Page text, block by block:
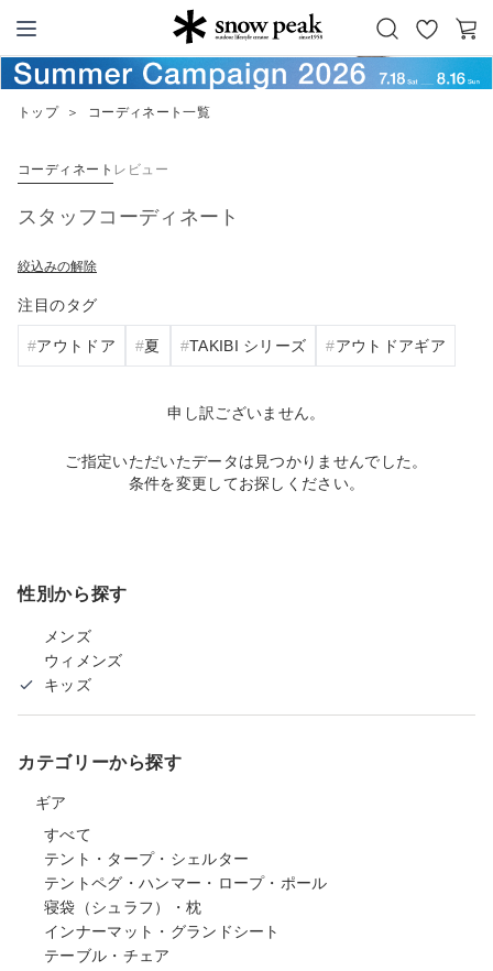
Snow Peak
お
気
カ
ー
トップ ＞ コーディネート一覧
コーディネート レビュー
スタッフコーディネート
絞込みの解除
注目のタグ
アウトドア 夏 TAKIBI シリーズ アウトドアギア
申し訳ございません。
ご指定いただいたデータは見つかりませんでした。
条件を変更してお探しください。
性別から探す
メンズ
ウィメンズ
キッズ
カテゴリーから探す
ギア
すべて
テント・タープ・シェルター
テントペグ・ハンマー・ロープ・ポール
寝袋（シュラフ）・枕
インナーマット・グランドシート
テーブル・チェア